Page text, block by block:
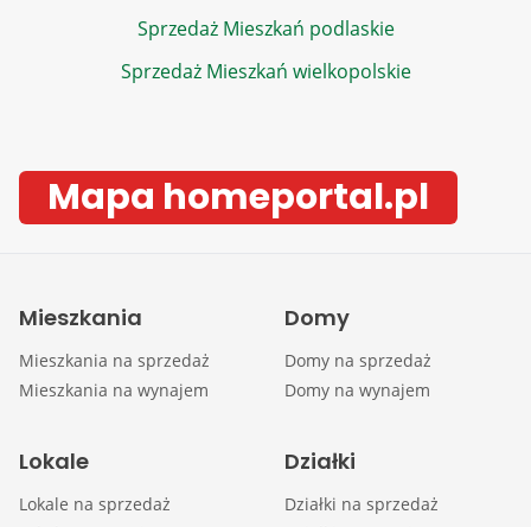
Sprzedaż Mieszkań podlaskie
Sprzedaż Mieszkań wielkopolskie
Mapa homeportal.pl
Mieszkania
Mieszkania na sprzedaż
Mieszkania na wynajem
Domy
Domy na sprzedaż
Domy na wynajem
Lokale
Lokale na sprzedaż
Działki
Działki na sprzedaż